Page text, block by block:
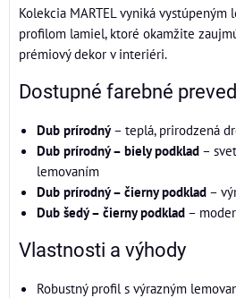
Kolekcia MARTEL vyniká vystúpeným
profilom lamiel, ktoré okamžite
prémiový dekor v interiéri.
Dostupné farebné
Dub prírodný– teplá, prirodzená
Dub prírodný – biely podklad –
lemovaním
Dub prírodný – čierny podklad –
Dub šedý – čierny podklad –
Vlastnosti a výhody
Robustný profil s výrazným